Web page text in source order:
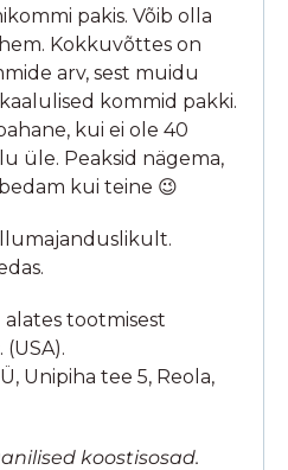
pakis. Võib olla
Kokkuvõttes on
arv, sest muidu
kommid pakki.
kui ei ole 40
üle. Peaksid nägema,
kui teine 😉
tootmisest
Unipiha tee 5, Reola,
koostisosad.